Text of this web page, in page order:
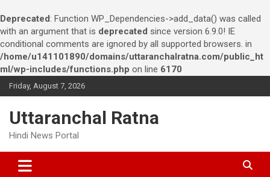
Deprecated: Function WP_Dependencies->add_data() was called
with an argument that is deprecated since version 6.9.0! IE
conditional comments are ignored by all supported browsers. in
/home/u141101890/domains/uttaranchalratna.com/public_ht
ml/wp-includes/functions.php on line 6170
k
Friday, August 7, 2026
Uttaranchal Ratna
Hindi News Portal